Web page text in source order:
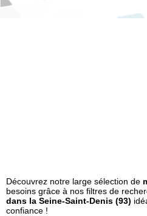
Découvrez notre large sélection de
besoins grâce à nos filtres de
dans la Seine-Saint-Denis (93)
confiance !